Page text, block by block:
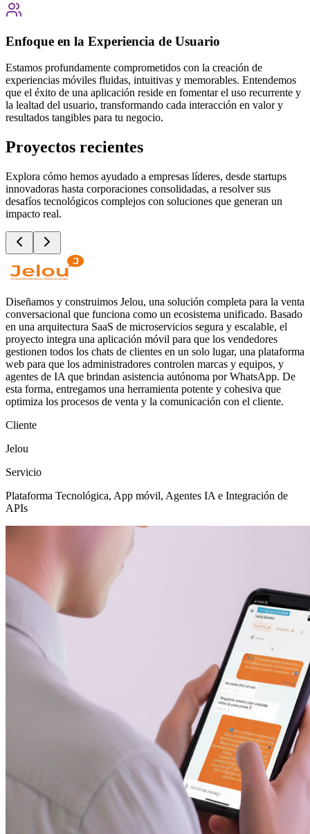
Enfoque en la Experiencia de Usuario
Estamos profundamente comprometidos con la creación de
experiencias móviles fluidas, intuitivas y memorables. Entendemos
que el éxito de una aplicación reside en fomentar el uso recurrente y
la lealtad del usuario, transformando cada interacción en valor y
resultados tangibles para tu negocio.
Proyectos recientes
Explora cómo hemos ayudado a empresas líderes, desde startups
innovadoras hasta corporaciones consolidadas, a resolver sus
desafíos tecnológicos complejos con soluciones que generan un
impacto real.
Diseñamos y construimos Jelou, una solución completa para la venta
conversacional que funciona como un ecosistema unificado. Basado
en una arquitectura SaaS de microservicios segura y escalable, el
proyecto integra una aplicación móvil para que los vendedores
gestionen todos los chats de clientes en un solo lugar, una plataforma
web para que los administradores controlen marcas y equipos, y
agentes de IA que brindan asistencia autónoma por WhatsApp. De
esta forma, entregamos una herramienta potente y cohesiva que
optimiza los procesos de venta y la comunicación con el cliente.
Cliente
Jelou
Servicio
Plataforma Tecnológica, App móvil, Agentes IA e Integración de
APIs